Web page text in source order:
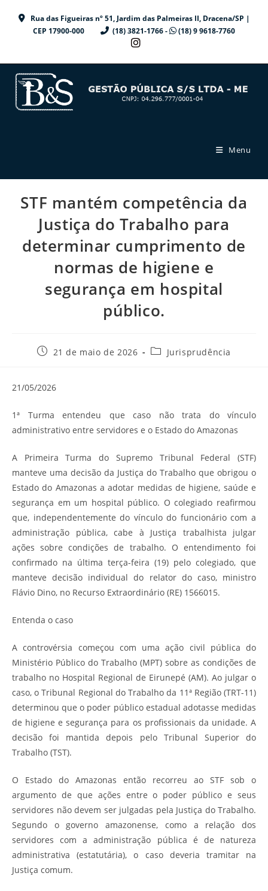
Rua das Figueiras nº 51, Jardim das Palmeiras II, Dracena/SP |
CEP 17900-000
(18) 3821-1766 - (18) 9 9618-7760
Menu
STF mantém competência da
Justiça do Trabalho para
determinar cumprimento de
normas de higiene e
segurança em hospital
público.
Post21 de maio de 2026
Categoria
Jurisprudência
21/05/2026
1ª Turma entendeu que caso não trata do vínculo
administrativo entre servidores e o Estado do Amazonas
A Primeira Turma do Supremo Tribunal Federal (STF)
manteve uma decisão da Justiça do Trabalho que obrigou o
Estado do Amazonas a adotar medidas de higiene, saúde e
segurança em um hospital público. O colegiado reafirmou
que, independentemente do vínculo do funcionário com a
administração pública, cabe à Justiça trabalhista julgar
ações sobre condições de trabalho. O entendimento foi
confirmado na última terça-feira (19) pelo colegiado, que
manteve decisão individual do relator do caso, ministro
Flávio Dino, no Recurso Extraordinário (RE) 1566015.
Entenda o caso
A controvérsia começou com uma ação civil pública do
Ministério Público do Trabalho (MPT) sobre as condições de
trabalho no Hospital Regional de Eirunepé (AM). Ao julgar o
caso, o Tribunal Regional do Trabalho da 11ª Região (TRT-11)
determinou que o poder público estadual adotasse medidas
de higiene e segurança para os profissionais da unidade. A
decisão foi mantida depois pelo Tribunal Superior do
Trabalho (TST).
O Estado do Amazonas então recorreu ao STF sob o
argumento de que ações entre o poder público e seus
servidores não devem ser julgadas pela Justiça do Trabalho.
Segundo o governo amazonense, como a relação dos
servidores com a administração pública é de natureza
administrativa (estatutária), o caso deveria tramitar na
Justiça comum.